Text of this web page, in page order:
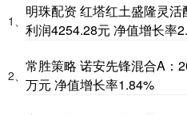
1、
明珠配资 红塔红土盛隆灵
利润4254.28元 净值增长率
2、
常胜策略 诺安先锋混合A：
万元 净值增长率1.84%